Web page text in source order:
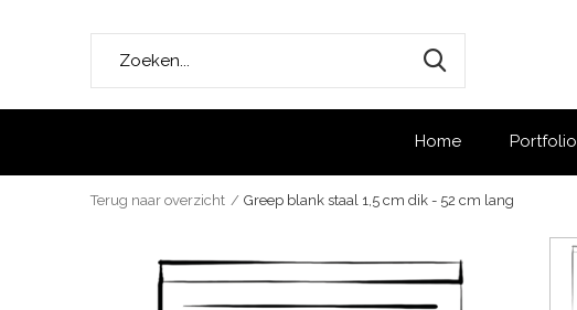
Home Portfolio
Terug naar overzicht Greep blank staal 1,5 cm dik - 52 cm lang